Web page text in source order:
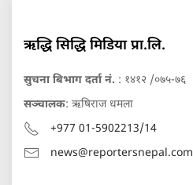
ऋद्धि सिद्धि मिडिया प्रा.लि.
सुचना बिभाग दर्ता नं. : १४१२ /०७५-७६
सञ्चालक: ऋषिराज धमला
+977 01-5902213/14
news@reportersnepal.com